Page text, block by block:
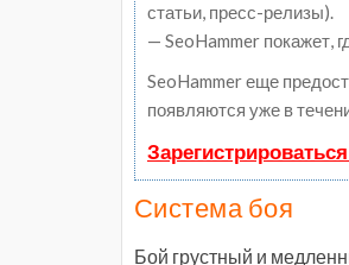
статьи, пресс-релизы).
— SeoHammer покажет,
SeoHammer еще
появляются уже в
Система боя
Бой грустный и